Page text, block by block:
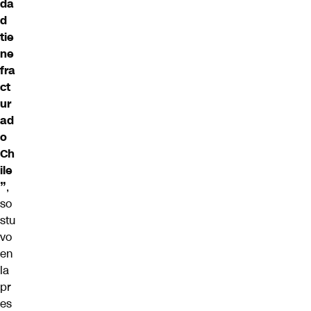
da
d
tie
ne
fra
ct
ur
ad
o
Ch
ile
”,
so
stu
vo
en
la
pr
es